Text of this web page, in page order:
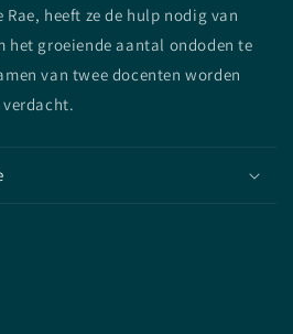
heeft ze de hulp nodig van
het groeiende aantal ondoden te
van twee docenten worden